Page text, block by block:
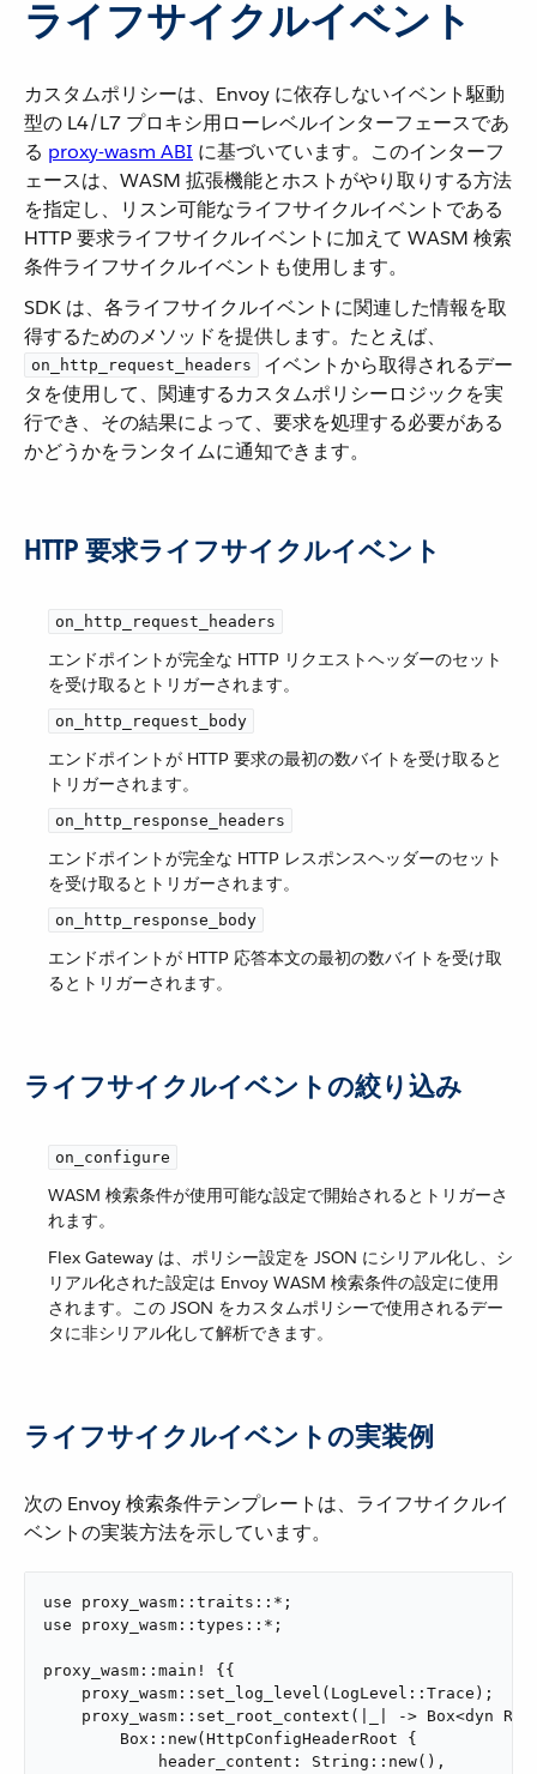
ライフサイクルイベント
カスタムポリシーは、Envoy に依存しないイベント駆動
型の L4/L7 プロキシ用ローレベルインターフェースであ
る proxy-wasm ABI ​ に基づいています。このインターフ
ェースは、WASM 拡張機能とホストがやり取りする方法
を指定し、リスン可能なライフサイクルイベントである
HTTP 要求ライフサイクルイベントに加えて WASM 検索
条件ライフサイクルイベントも使用します。
SDK は、各ライフサイクルイベントに関連した情報を取
得するためのメソッドを提供します。たとえば、​
on_http_request_headers
​ イベントから取得されるデー
タを使用して、関連するカスタムポリシーロジックを実
行でき、その結果によって、要求を処理する必要がある
かどうかをランタイムに通知できます。
HTTP 要求ライフサイクルイベント
on_http_request_headers
エンドポイントが完全な HTTP リクエストヘッダーのセット
を受け取るとトリガーされます。
on_http_request_body
エンドポイントが HTTP 要求の最初の数バイトを受け取ると
トリガーされます。
on_http_response_headers
エンドポイントが完全な HTTP レスポンスヘッダーのセット
を受け取るとトリガーされます。
on_http_response_body
エンドポイントが HTTP 応答本文の最初の数バイトを受け取
るとトリガーされます。
ライフサイクルイベントの絞り込み
on_configure
WASM 検索条件が使用可能な設定で開始されるとトリガーさ
れます。
Flex Gateway は、ポリシー設定を JSON にシリアル化し、シ
リアル化された設定は Envoy WASM 検索条件の設定に使用
されます。この JSON をカスタムポリシーで使用されるデー
タに非シリアル化して解析できます。
ライフサイクルイベントの実装例
次の Envoy 検索条件テンプレートは、ライフサイクルイ
ベントの実装方法を示しています。
use proxy_wasm::traits::*;
use proxy_wasm::types::*;
proxy_wasm::main! {{
    proxy_wasm::set_log_level(LogLevel::Trace);
proxy_wasm::set_root_context(|_| -> Box<dyn
        Box::new(HttpConfigHeaderRoot {
            header_content: String::new(),